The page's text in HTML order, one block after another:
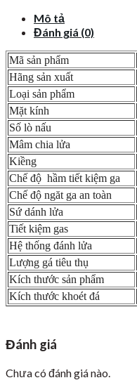
Mô tả
Đánh giá (0)
Mã sản phẩm
Hãng sản xuất
Loại sản phẩm
Mặt kính
Số lò nấu
Mâm chia lửa
Kiềng
Chế độ hầm tiết kiệm ga
Chế độ ngăt ga an toàn
Sứ dánh lửa
Tiết kiệm gas
Hệ thống đánh lửa
Lượng gá tiêu thụ
Kích thước sản phẩm
Kích thước khoét đá
Đánh giá
Chưa có đánh giá nào.